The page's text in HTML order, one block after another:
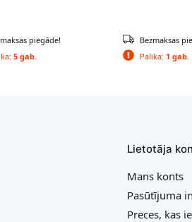
5 gab.
piegāde!
Palika:1 gab.
Bezmaksas
Lietotāja
Mans konts
Pasūtījuma
Preces, kas